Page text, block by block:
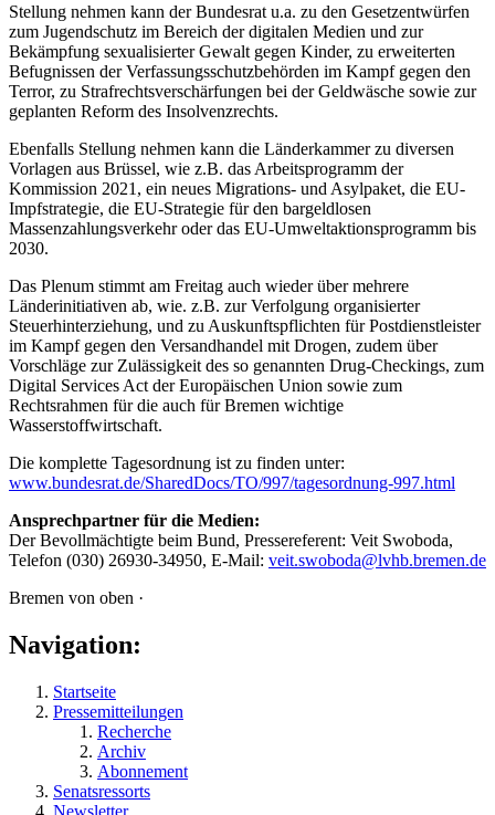
Stellung nehmen kann der Bundesrat u.a. zu den Gesetzentwürfen
zum Jugendschutz im Bereich der digitalen Medien und zur
Bekämpfung sexualisierter Gewalt gegen Kinder, zu erweiterten
Befugnissen der Verfassungsschutzbehörden im Kampf gegen den
Terror, zu Strafrechtsverschärfungen bei der Geldwäsche sowie zur
geplanten Reform des Insolvenzrechts.
Ebenfalls Stellung nehmen kann die Länderkammer zu diversen
Vorlagen aus Brüssel, wie z.B. das Arbeitsprogramm der
Kommission 2021, ein neues Migrations- und Asylpaket, die EU-
Impfstrategie, die EU-Strategie für den bargeldlosen
Massenzahlungsverkehr oder das EU-Umweltaktionsprogramm bis
2030.
Das Plenum stimmt am Freitag auch wieder über mehrere
Länderinitiativen ab, wie. z.B. zur Verfolgung organisierter
Steuerhinterziehung, und zu Auskunftspflichten für Postdienstleister
im Kampf gegen den Versandhandel mit Drogen, zudem über
Vorschläge zur Zulässigkeit des so genannten Drug-Checkings, zum
Digital Services Act der Europäischen Union sowie zum
Rechtsrahmen für die auch für Bremen wichtige
Wasserstoffwirtschaft.
Die komplette Tagesordnung ist zu finden unter:
www.bundesrat.de/SharedDocs/TO/997/tagesordnung-997.html
Ansprechpartner für die Medien:
Der Bevollmächtigte beim Bund, Pressereferent: Veit Swoboda,
Telefon (030) 26930-34950, E-Mail: veit.swoboda@lvhb.bremen.de
Bremen von oben ·
Navigation:
Startseite
Pressemitteilungen
Recherche
Archiv
Abonnement
Senatsressorts
Newsletter